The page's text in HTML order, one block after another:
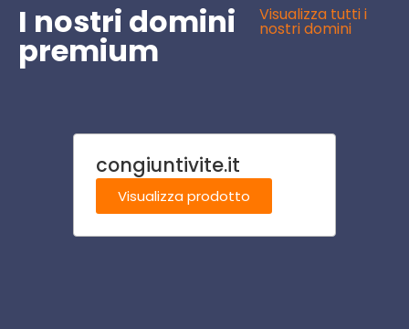
I nostri domini
premium
Visualizza tutti i
nostri domini
congiuntivite.it
Visualizza prodotto